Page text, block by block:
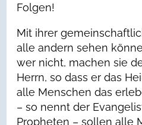
Folgen!
Mit ihrer
alle andern sehen
wer nicht, machen sie
Herrn, so dass er das
alle Menschen das
– so nennt der
Propheten – sollen alle